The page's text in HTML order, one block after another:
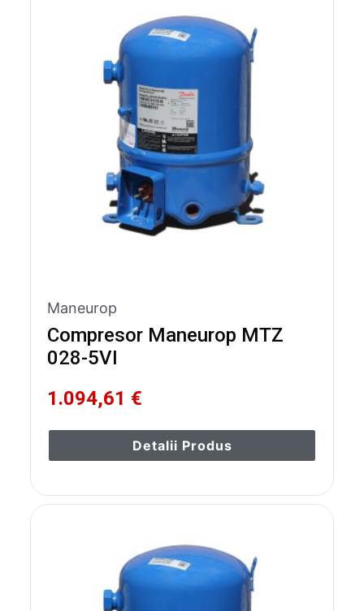
Maneurop
Compresor Maneurop MTZ
028-5VI
1.094,61 €
Detalii Produs